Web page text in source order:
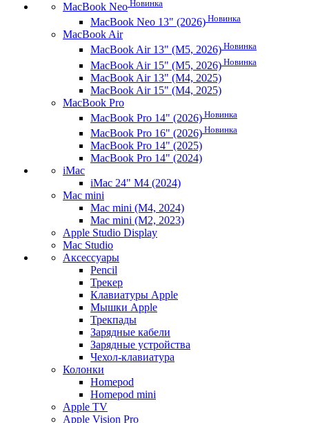
MacBook Neo Новинка
MacBook Neo 13" (2026) Новинка
MacBook Air
MacBook Air 13" (M5, 2026) Новинка
MacBook Air 15" (M5, 2026) Новинка
MacBook Air 13" (M4, 2025)
MacBook Air 15" (M4, 2025)
MacBook Pro
MacBook Pro 14" (2026) Новинка
MacBook Pro 16" (2026) Новинка
MacBook Pro 14" (2025)
MacBook Pro 14" (2024)
iMac
iMac 24" M4 (2024)
Mac mini
Mac mini (M4, 2024)
Mac mini (M2, 2023)
Apple Studio Display
Mac Studio
Аксессуары
Pencil
Трекер
Клавиатуры Apple
Мышки Apple
Трекпады
Зарядные кабели
Зарядные устройства
Чехол-клавиатура
Колонки
Homepod
Homepod mini
Apple TV
Apple Vision Pro